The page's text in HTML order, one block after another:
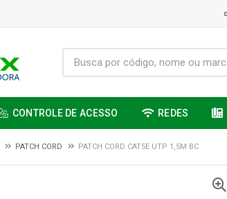
CONTROLE DE ACESSO REDES
PATCH CORD PATCH CORD CAT5E UTP 1,5M BC